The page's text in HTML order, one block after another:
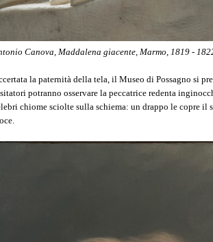
Canova, Maddalena giacente, Marmo, 1819 -
la paternità della tela, il Museo di Possagno si
potranno osservare la peccatrice redenta
chiome sciolte sulla schiema: un drappo le copre il